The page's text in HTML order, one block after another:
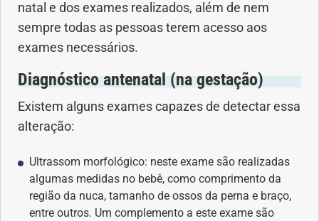
Problemas Neurológicos
Saúde da criança e adolescente
Saúde do coração
Saúde do homem
Saúde do idoso
Saúde do nariz
natal e dos exames realizados, além de nem
sempre todas as pessoas terem acesso aos
exames necessários.
Diagnóstico antenatal (na gestação)
Existem alguns exames capazes de detectar essa
alteração:
Ultrassom morfológico: neste exame são realizadas
algumas medidas no bebê, como comprimento da
região da nuca, tamanho de ossos da perna e braço,
entre outros. Um complemento a este exame são